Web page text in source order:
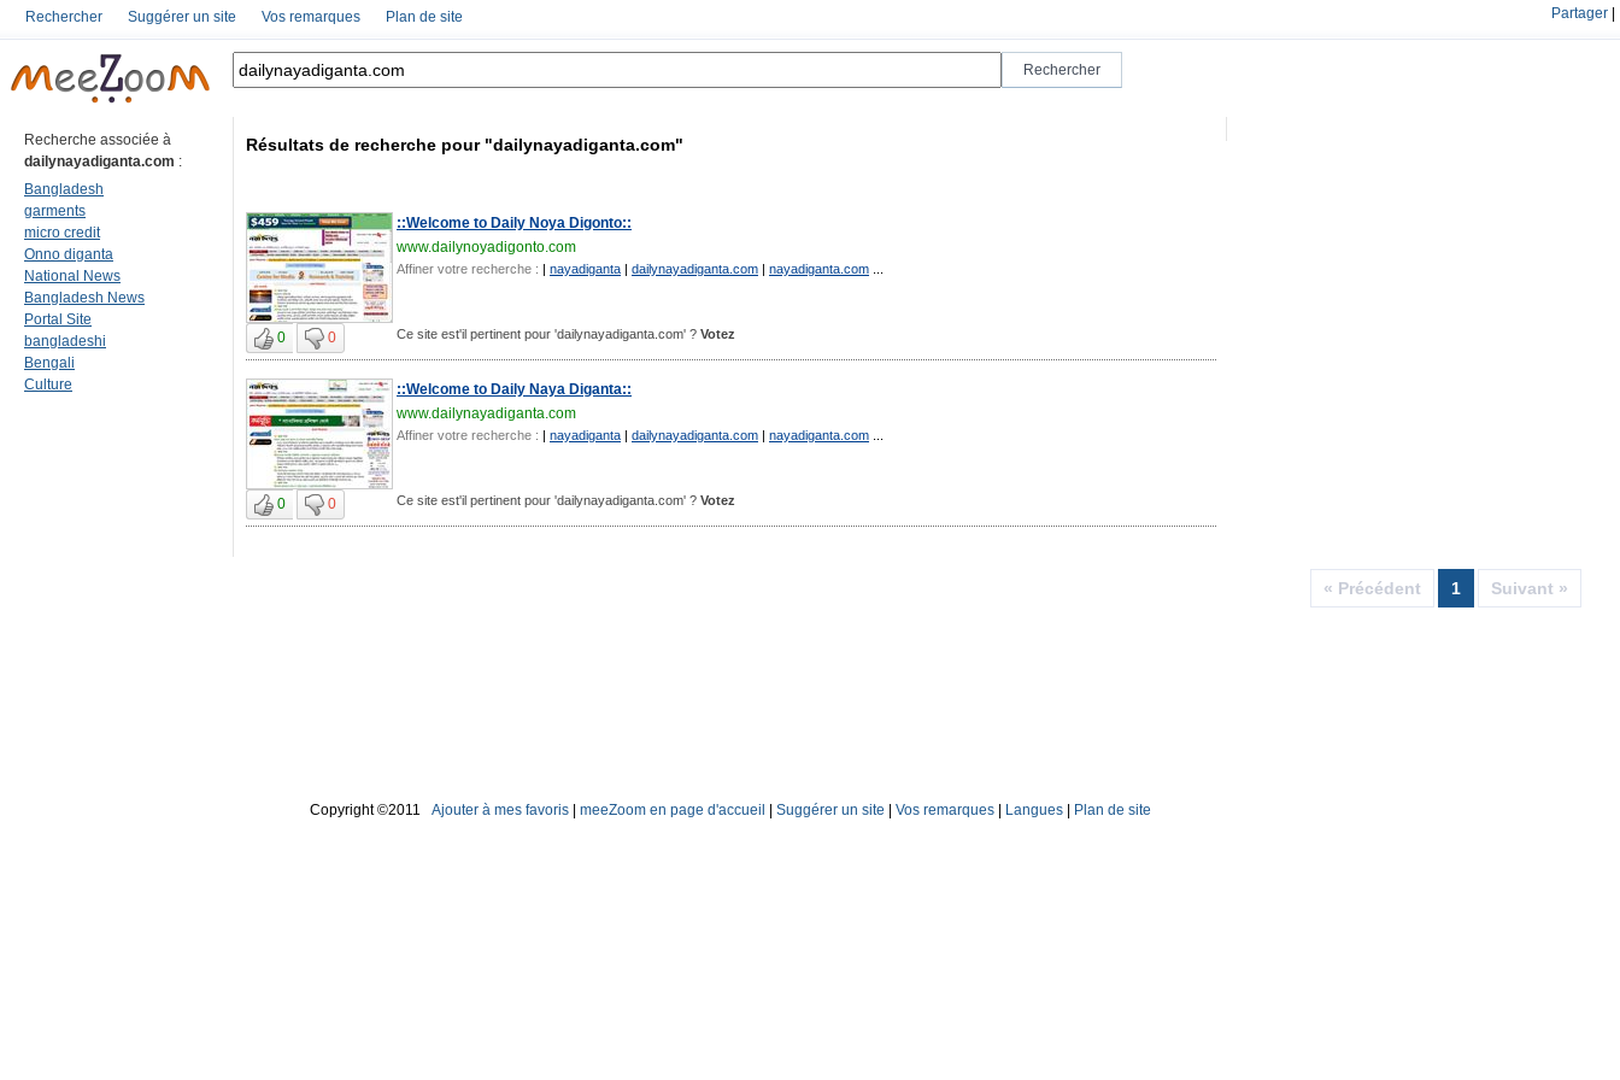
Rechercher Suggérer un site Vos remarques Plan de site Partager
Recherche associée à
dailynayadiganta.com :
Bangladesh
garments
micro credit
Onno diganta
National News
Bangladesh News
Portal Site
bangladeshi
Bengali
Culture
Résultats de recherche pour "dailynayadiganta.com"
::Welcome to Daily Noya Digonto::
www.dailynoyadigonto.com
Affiner votre recherche : | nayadiganta | dailynayadiganta.com | nayadiganta.com
0 0 Ce site est'il pertinent pour 'dailynayadiganta.com' ? Votez
::Welcome to Daily Naya Diganta::
www.dailynayadiganta.com
Affiner votre recherche : | nayadiganta | dailynayadiganta.com | nayadiganta.com
0 0 Ce site est'il pertinent pour 'dailynayadiganta.com' ? Votez
Suivant »
1
« Précédent
Copyright ©2011 Ajouter à mes favoris meeZoom en page d'accueil Suggérer un site Vos remarques Langues Plan de site